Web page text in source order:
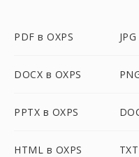
PDF в OXPS
DOCX в OXPS
PPTX в OXPS
HTML в OXPS